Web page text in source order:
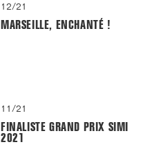
12/21
MARSEILLE, ENCHANTÉ !
11/21
FINALISTE GRAND PRIX SIMI
2021